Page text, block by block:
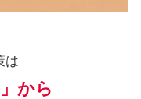
は
から